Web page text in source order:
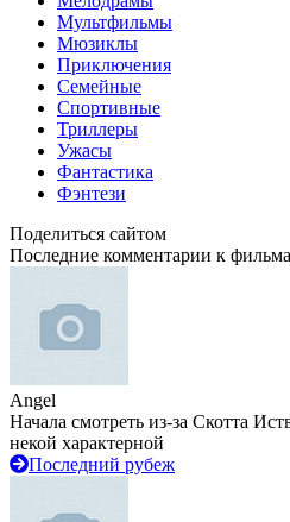
Мультфильмы
Мюзиклы
Приключения
Семейные
Спортивные
Триллеры
Ужасы
Фантастика
Фэнтези
Поделиться сайтом
Последние комментарии к
Angel
Начала смотреть из-за Скотта
некой характерной
Последний рубеж